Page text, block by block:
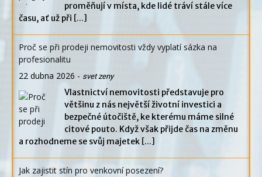
proměňují v místa, kde lidé tráví stále více
času, ať už při [...]
Proč se při prodeji nemovitosti vždy vyplatí sázka na
profesionalitu
22 dubna 2026 - svet zeny
Vlastnictví nemovitosti představuje pro
většinu z nás největší životní investici a
bezpečné útočiště, ke kterému máme silné
citové pouto. Když však přijde čas na změnu
a rozhodneme se svůj majetek [...]
Jak zajistit stín pro venkovní posezení?